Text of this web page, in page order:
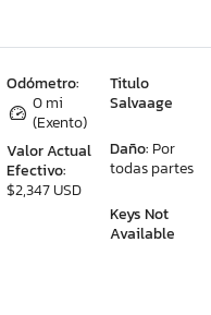
Odómetro:
0 mi
(Exento)
Valor Actual
Efectivo:
$2,347 USD
Titulo
Salvaage
Daño: Por
todas partes
Keys Not
Available